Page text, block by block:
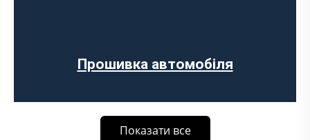
Прошивка автомобіля
Показати все